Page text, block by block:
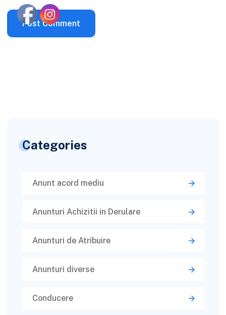
Categories
Anunt acord mediu
Anunturi Achizitii in Derulare
Anunturi de Atribuire
Anunturi diverse
Conducere